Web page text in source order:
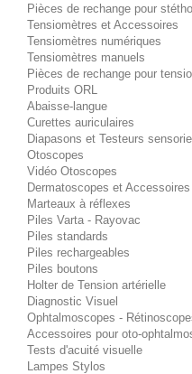
Pièces de rechange pour
Tensiomètres et Accessoires
Tensiomètres numériques
Tensiomètres manuels
Pièces de rechange pour
Produits ORL
Abaisse-langue
Curettes auriculaires
Diapasons et Testeurs
Otoscopes
Vidéo Otoscopes
Dermatoscopes et Accessoires
Marteaux à réflexes
Piles Varta - Rayovac
Piles standards
Piles rechargeables
Piles boutons
Holter de Tension artérielle
Diagnostic Visuel
Ophtalmoscopes -
Accessoires pour oto-
Tests d'acuité visuelle
Lampes Stylos